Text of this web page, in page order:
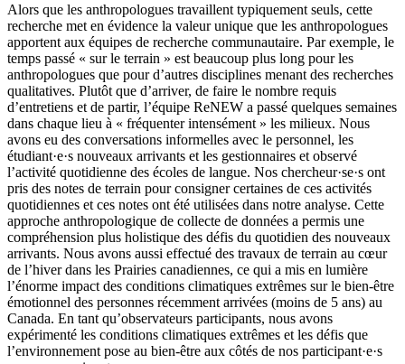
Alors que les anthropologues travaillent typiquement seuls, cette
recherche met en évidence la valeur unique que les anthropologues
apportent aux équipes de recherche communautaire. Par exemple, le
temps passé « sur le terrain » est beaucoup plus long pour les
anthropologues que pour d’autres disciplines menant des recherches
qualitatives. Plutôt que d’arriver, de faire le nombre requis
d’entretiens et de partir, l’équipe ReNEW a passé quelques semaines
dans chaque lieu à « fréquenter intensément » les milieux. Nous
avons eu des conversations informelles avec le personnel, les
étudiant·e·s nouveaux arrivants et les gestionnaires et observé
l’activité quotidienne des écoles de langue. Nos chercheur·se·s ont
pris des notes de terrain pour consigner certaines de ces activités
quotidiennes et ces notes ont été utilisées dans notre analyse. Cette
approche anthropologique de collecte de données a permis une
compréhension plus holistique des défis du quotidien des nouveaux
arrivants. Nous avons aussi effectué des travaux de terrain au cœur
de l’hiver dans les Prairies canadiennes, ce qui a mis en lumière
l’énorme impact des conditions climatiques extrêmes sur le bien‑être
émotionnel des personnes récemment arrivées (moins de 5 ans) au
Canada. En tant qu’observateurs participants, nous avons
expérimenté les conditions climatiques extrêmes et les défis que
l’environnement pose au bien‑être aux côtés de nos participant·e·s